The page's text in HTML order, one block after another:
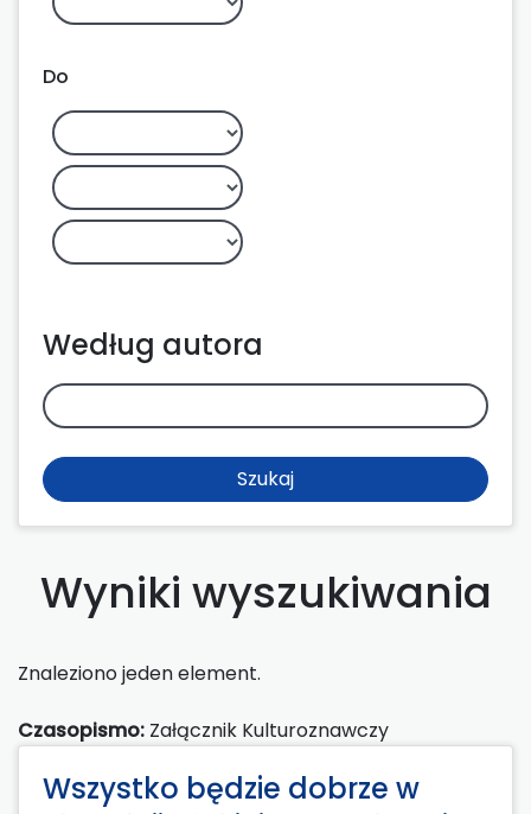
Do
Według autora
Szukaj
Wyniki wyszukiwania
Znaleziono jeden element.
Czasopismo: Załącznik Kulturoznawczy
Wszystko będzie dobrze w